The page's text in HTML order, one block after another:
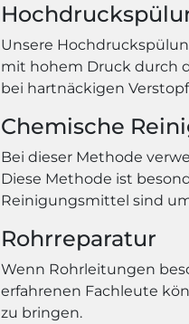
Unsere
mit hohem Druck durch
bei hartnäckigen
Chemische
Bei dieser Methode
Diese Methode ist
Reinigungsmittel sind
Rohrreparatur
Wenn Rohrleitungen
erfahrenen Fachleute
zu bringen.